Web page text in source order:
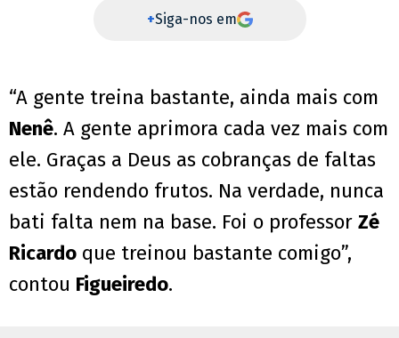
+Siga-nos em
“A gente treina bastante, ainda mais com
Nenê. A gente aprimora cada vez mais com
ele. Graças a Deus as cobranças de faltas
estão rendendo frutos. Na verdade, nunca
bati falta nem na base. Foi o professor Zé
Ricardo que treinou bastante comigo”,
contou Figueiredo.